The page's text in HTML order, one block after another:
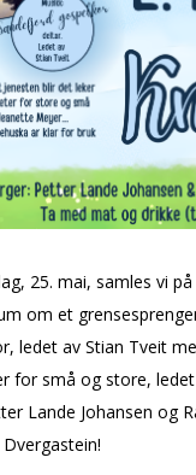
25. mai, samles vi
om et
ledet av Stian Tveit
for små og store,
Lande Johansen og